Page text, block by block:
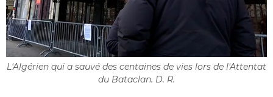
L'Algérien qui a sauvé des centaines de vies lors de l'Attentat
du Bataclan. D. R.